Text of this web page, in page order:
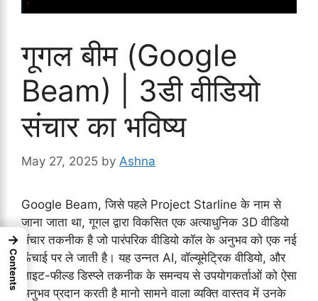
गूगल बीम (Google
Beam) | 3डी वीडियो
संचार का भविष्य
May 27, 2025 by Ashna
Google Beam, जिसे पहले Project Starline के नाम से
जाना जाता था, गूगल द्वारा विकसित एक अत्याधुनिक 3D वीडियो
संचार तकनीक है जो पारंपरिक वीडियो कॉल के अनुभव को एक नई
ऊँचाई पर ले जाती है। यह उन्नत AI, वॉल्यूमेट्रिक वीडियो, और
लाइट-फील्ड डिस्प्ले तकनीक के समन्वय से उपयोगकर्ताओं को ऐसा
अनुभव प्रदान करती है मानो सामने वाला व्यक्ति वास्तव में उनके
→
Contents